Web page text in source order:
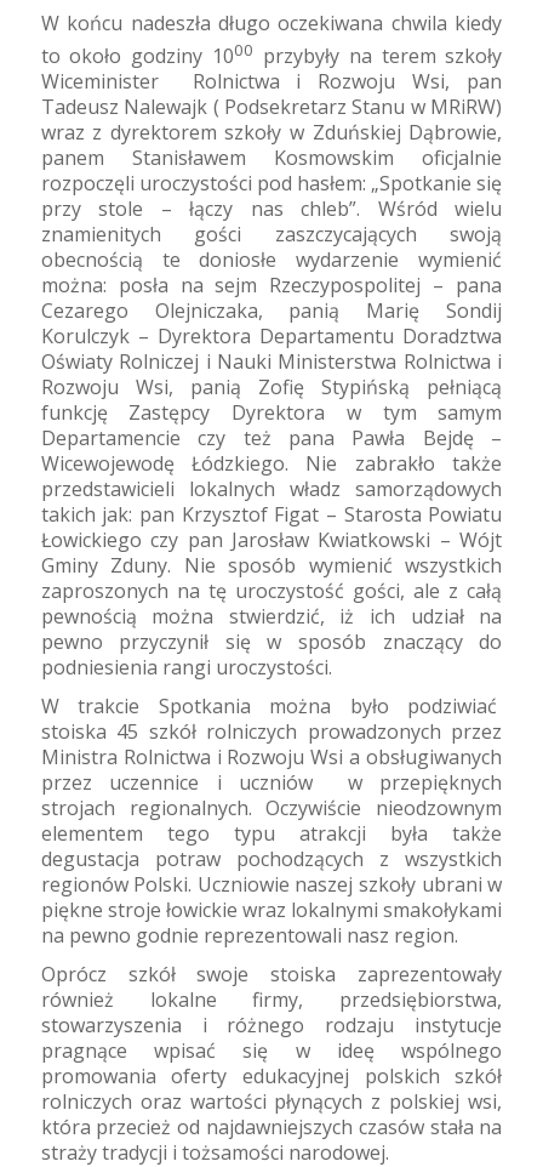
W końcu nadeszła długo oczekiwana chwila kiedy
to około godziny 1000 przybyły na terem szkoły
Wiceminister
Rolnictwa i Rozwoju Wsi, pan
Tadeusz Nalewajk ( Podsekretarz Stanu w MRiRW)
wraz z dyrektorem szkoły w Zduńskiej Dąbrowie,
panem Stanisławem Kosmowskim oficjalnie
rozpoczęli uroczystości pod hasłem: „Spotkanie się
przy stole – łączy nas chleb”. Wśród wielu
znamienitych gości zaszczycających swoją
obecnością te doniosłe wydarzenie wymienić
można: posła na sejm Rzeczypospolitej – pana
Cezarego Olejniczaka, panią Marię Sondij
Korulczyk – Dyrektora Departamentu Doradztwa
Oświaty Rolniczej i Nauki Ministerstwa Rolnictwa i
Rozwoju Wsi, panią Zofię Stypińską pełniącą
funkcję Zastępcy Dyrektora w tym samym
Departamencie czy też pana Pawła Bejdę –
Wicewojewodę Łódzkiego. Nie zabrakło także
przedstawicieli lokalnych władz samorządowych
takich jak: pan Krzysztof Figat – Starosta Powiatu
Łowickiego czy pan Jarosław Kwiatkowski – Wójt
Gminy Zduny. Nie sposób wymienić wszystkich
zaproszonych na tę uroczystość gości, ale z całą
pewnością można stwierdzić, iż ich udział na
pewno przyczynił się w sposób znaczący do
podniesienia rangi uroczystości.
W trakcie Spotkania można było podziwiać
stoiska 45 szkół rolniczych prowadzonych przez
Ministra Rolnictwa i Rozwoju Wsi a obsługiwanych
przez uczennice i uczniów
w przepięknych
strojach regionalnych. Oczywiście nieodzownym
elementem tego typu atrakcji była także
degustacja potraw pochodzących z wszystkich
regionów Polski. Uczniowie naszej szkoły ubrani w
piękne stroje łowickie wraz lokalnymi smakołykami
na pewno godnie reprezentowali nasz region.
Oprócz szkół swoje stoiska zaprezentowały
również lokalne firmy, przedsiębiorstwa,
stowarzyszenia i różnego rodzaju instytucje
pragnące wpisać się w ideę wspólnego
promowania oferty edukacyjnej polskich szkół
rolniczych oraz wartości płynących z polskiej wsi,
która przecież od najdawniejszych czasów stała na
straży tradycji i tożsamości narodowej.